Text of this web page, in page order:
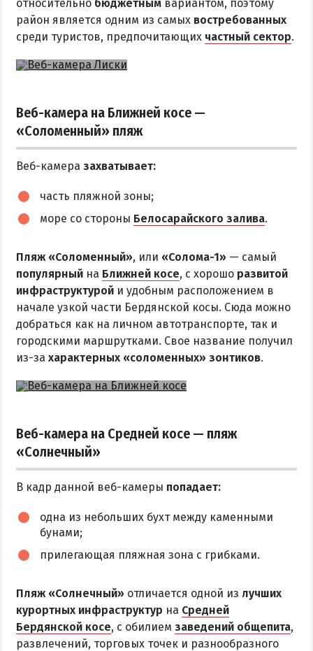
относительно бюджетным вариантом, поэтому
район является одним из самых востребованных
среди туристов, предпочитающих частный сектор.
Веб-камера на Ближней косе —
«Соломенный» пляж
Веб-камера захватывает:
часть пляжной зоны;
море со стороны Белосарайского залива.
Пляж «Соломенный», или «Солома-1» — самый
популярный на Ближней косе, с хорошо развитой
инфраструктурой и удобным расположением в
начале узкой части Бердянской косы. Сюда можно
добраться как на личном автотранспорте, так и
городскими маршрутками. Свое название получил
из-за характерных «соломенных» зонтиков.
Веб-камера на Средней косе — пляж
«Солнечный»
В кадр данной веб-камеры попадает:
одна из небольших бухт между каменными
бунами;
прилегающая пляжная зона с грибками.
Пляж «Солнечный» отличается одной из лучших
курортных инфраструктур на Средней
Бердянской косе, с обилием заведений общепита,
развлечений, торговых точек и разнообразного